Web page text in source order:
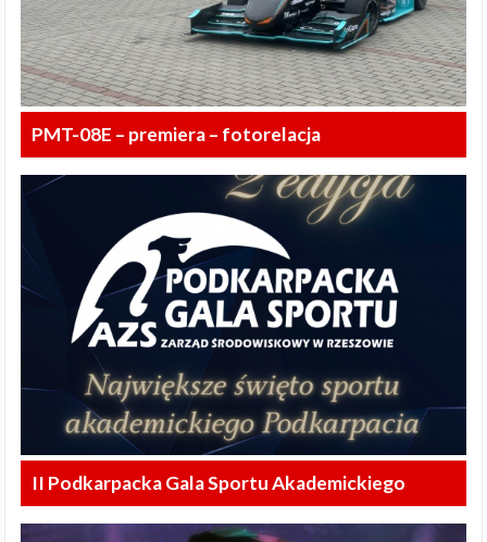
PMT-08E – premiera – fotorelacja
II Podkarpacka Gala Sportu Akademickiego